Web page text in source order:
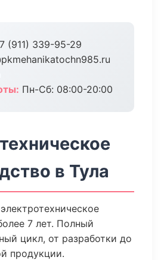
(911) 339-95-29
Пн-Сб: 08:00-20:00
в Тула
7 лет. Полный
цикл, от разработки до
продукции.